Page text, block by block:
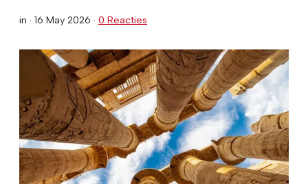
in · 16 May 2026 · 0 Reacties